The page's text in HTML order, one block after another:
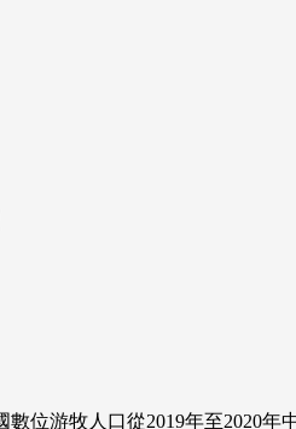
位游牧人口從2019年至2020